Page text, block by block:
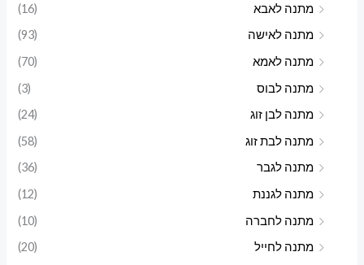
מתנה לאבא
(16)
מתנה לאישה
(93)
מתנה לאמא
(70)
מתנה לבוס
(3)
מתנה לבן זוג
(24)
מתנה לבת זוג
(58)
מתנה לגבר
(36)
מתנה לגננת
(12)
מתנה לחברה
(10)
מתנה לחייל
(20)